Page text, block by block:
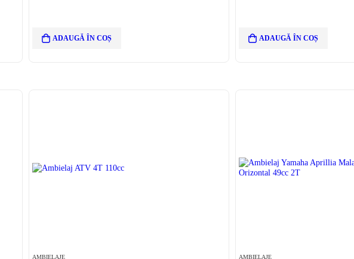
ADAUGĂ ÎN COȘ ADAUGĂ ÎN COȘ
AMBIELAJE AMBIELAJE